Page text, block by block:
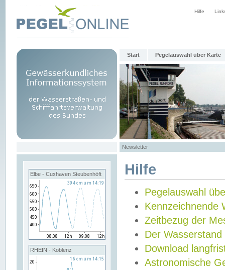
Hilfe
Start Pegelauswahl über Karte
Newsletter
Elbe - Cuxhaven Steubenhöft
RHEIN - Koblenz
Hilfe
Pegelauswahl
Kennzeichnende
Zeitbezug der
Der Wasserstand
Download
Astronomische